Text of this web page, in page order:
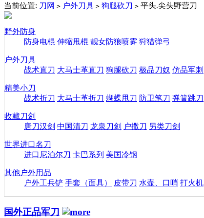
当前位置: 刀网 > 户外刀具 > 狗腿砍刀 > 平头.尖头野营刀
野外防身
防身电棍 伸缩甩棍 靓女防狼喷雾 狩猎弹弓
户外刀具
战术直刀 大马士革直刀 狗腿砍刀 极品刀奴 仿品军刺
精美小刀
战术折刀 大马士革折刀 蝴蝶甩刀 防卫笔刀 弹簧跳刀
收藏刀剑
唐刀汉剑 中国清刀 龙泉刀剑 户撒刀 另类刀剑
世界进口名刀
进口尼泊尔刀 卡巴系列 美国冷钢
其他户外用品
户外工兵铲 手套（面具） 皮带刀 水壶、口哨 打火机
国外正品军刀